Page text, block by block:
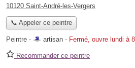
10120 Saint-André-les-Vergers
📞 Appeler ce peintre
Peintre - artisan - Fermé, ouvre lundi à
Recommander ce peintre